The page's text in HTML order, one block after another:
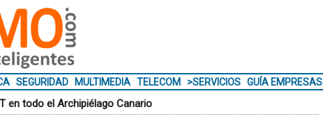
SEGURIDAD MULTIMEDIA TELECOM >SERVICIOS GUÍA EMPRESAS
en todo el Archipiélago Canario